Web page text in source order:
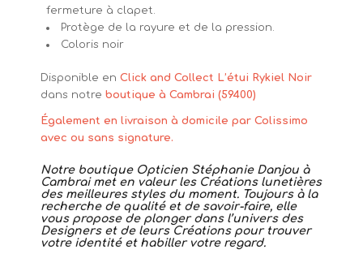
fermeture à clapet.
Protège de la rayure et de la pression.
Coloris noir
Disponible en Click and Collect L’étui Rykiel Noir
dans notre boutique à Cambrai (59400)
Également en livraison à domicile par Colissimo
avec ou sans signature.
Notre boutique Opticien Stéphanie Danjou à
Cambrai met en valeur les Créations lunetières
des meilleures styles du moment. Toujours à la
recherche de qualité et de savoir-faire, elle
vous propose de plonger dans l’univers des
Designers et de leurs Créations pour trouver
votre identité et habiller votre regard.